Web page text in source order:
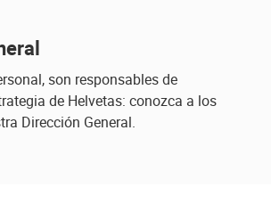
son responsables de
de Helvetas: conozca a los
Dirección General.